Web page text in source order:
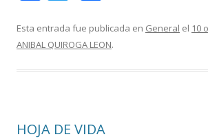
ac
e
b
k
w
itt
er
m
p
r
Esta entrada fue publicada en General el 10
ANIBAL QUIROGA LEON.
HOJA DE VIDA